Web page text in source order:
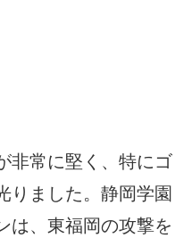
非常に堅く、特にゴ
りました。静岡学園
は、東福岡の攻撃を